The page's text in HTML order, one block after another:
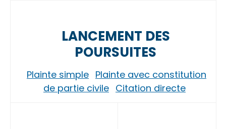
LANCEMENT DES
POURSUITES
Plainte simple Plainte avec constitution
de partie civile Citation directe